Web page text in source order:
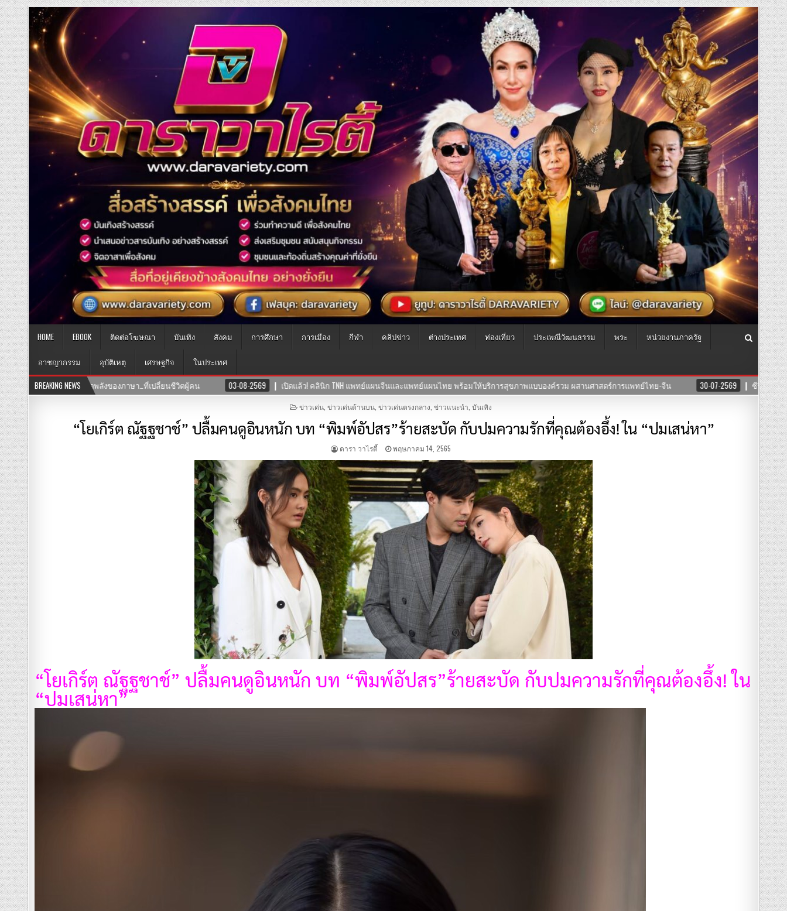
HOME EBOOK ติดต่อโฆษณา บันเทิง สังคม การศึกษา การเมือง กีฬา คลิปข่าว ต่างประเทศ ท่องเที่ยว ประเพณีวัฒนธรรม พระ หน่วยงานภาครัฐ
อาชญากรรม อุบัติเหตุ เศรษฐกิจ
ในประเทศ
BREAKING NEWS
03-08-2569 เปิดแล้ว! คลินิก TNH แพทย์แผนจีนและแพทย์แผนไทย พร้อมให้บริการสุขภาพแบบองค์รวม ผสานศาสตร์การแพทย์ไทย-จีน 30-07-2569 ซีรีย์”สงครามนางแบบโมเดล”ค่าย บริษัทแสงตะวันฟิล์ม” นำทีมโดยตัวแม่ “อุ๊บ วิ
POSTED
ข่าวเด่น, ข่าวเด่นด้านบน, ข่าวเด่นตรงกลาง ข่าวแนะนำ บันเทิง
“โยเกิร์ต ณัฐฐชาช์” ปลื้มคนดูอินหนัก บท “พิมพ์อัปสร”ร้ายสะบัด กับปมความรักที่คุณต้องอึ้ง! ใน “ปมเสน่หา”
ดารา วาไรตี้ พฤษภาคม 14, 2565
“โยเกิร์ต ณัฐฐชาช์” ปลื้มคนดูอินหนัก บท “พิมพ์อัปสร”ร้ายสะบัด กับปมความรักที่คุณต้องอึ้ง! ใน
“ปมเสน่หา”